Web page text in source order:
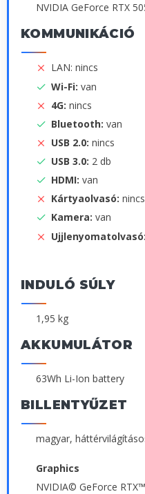
NVIDIA GeForce RTX
KOMMUNIKÁCIÓ
LAN: nincs
Wi-Fi: van
4G: nincs
Bluetooth: van
USB 2.0: nincs
USB 3.0: 2 db
HDMI: van
Kártyaolvasó: nincs
Kamera: van
Ujjlenyomatolvasó:
INDULÓ SÚLY
1,95 kg
AKKUMULÁTOR
63Wh Li-Ion battery
BILLENTYŰZET
magyar,
Graphics
NVIDIA© GeForce